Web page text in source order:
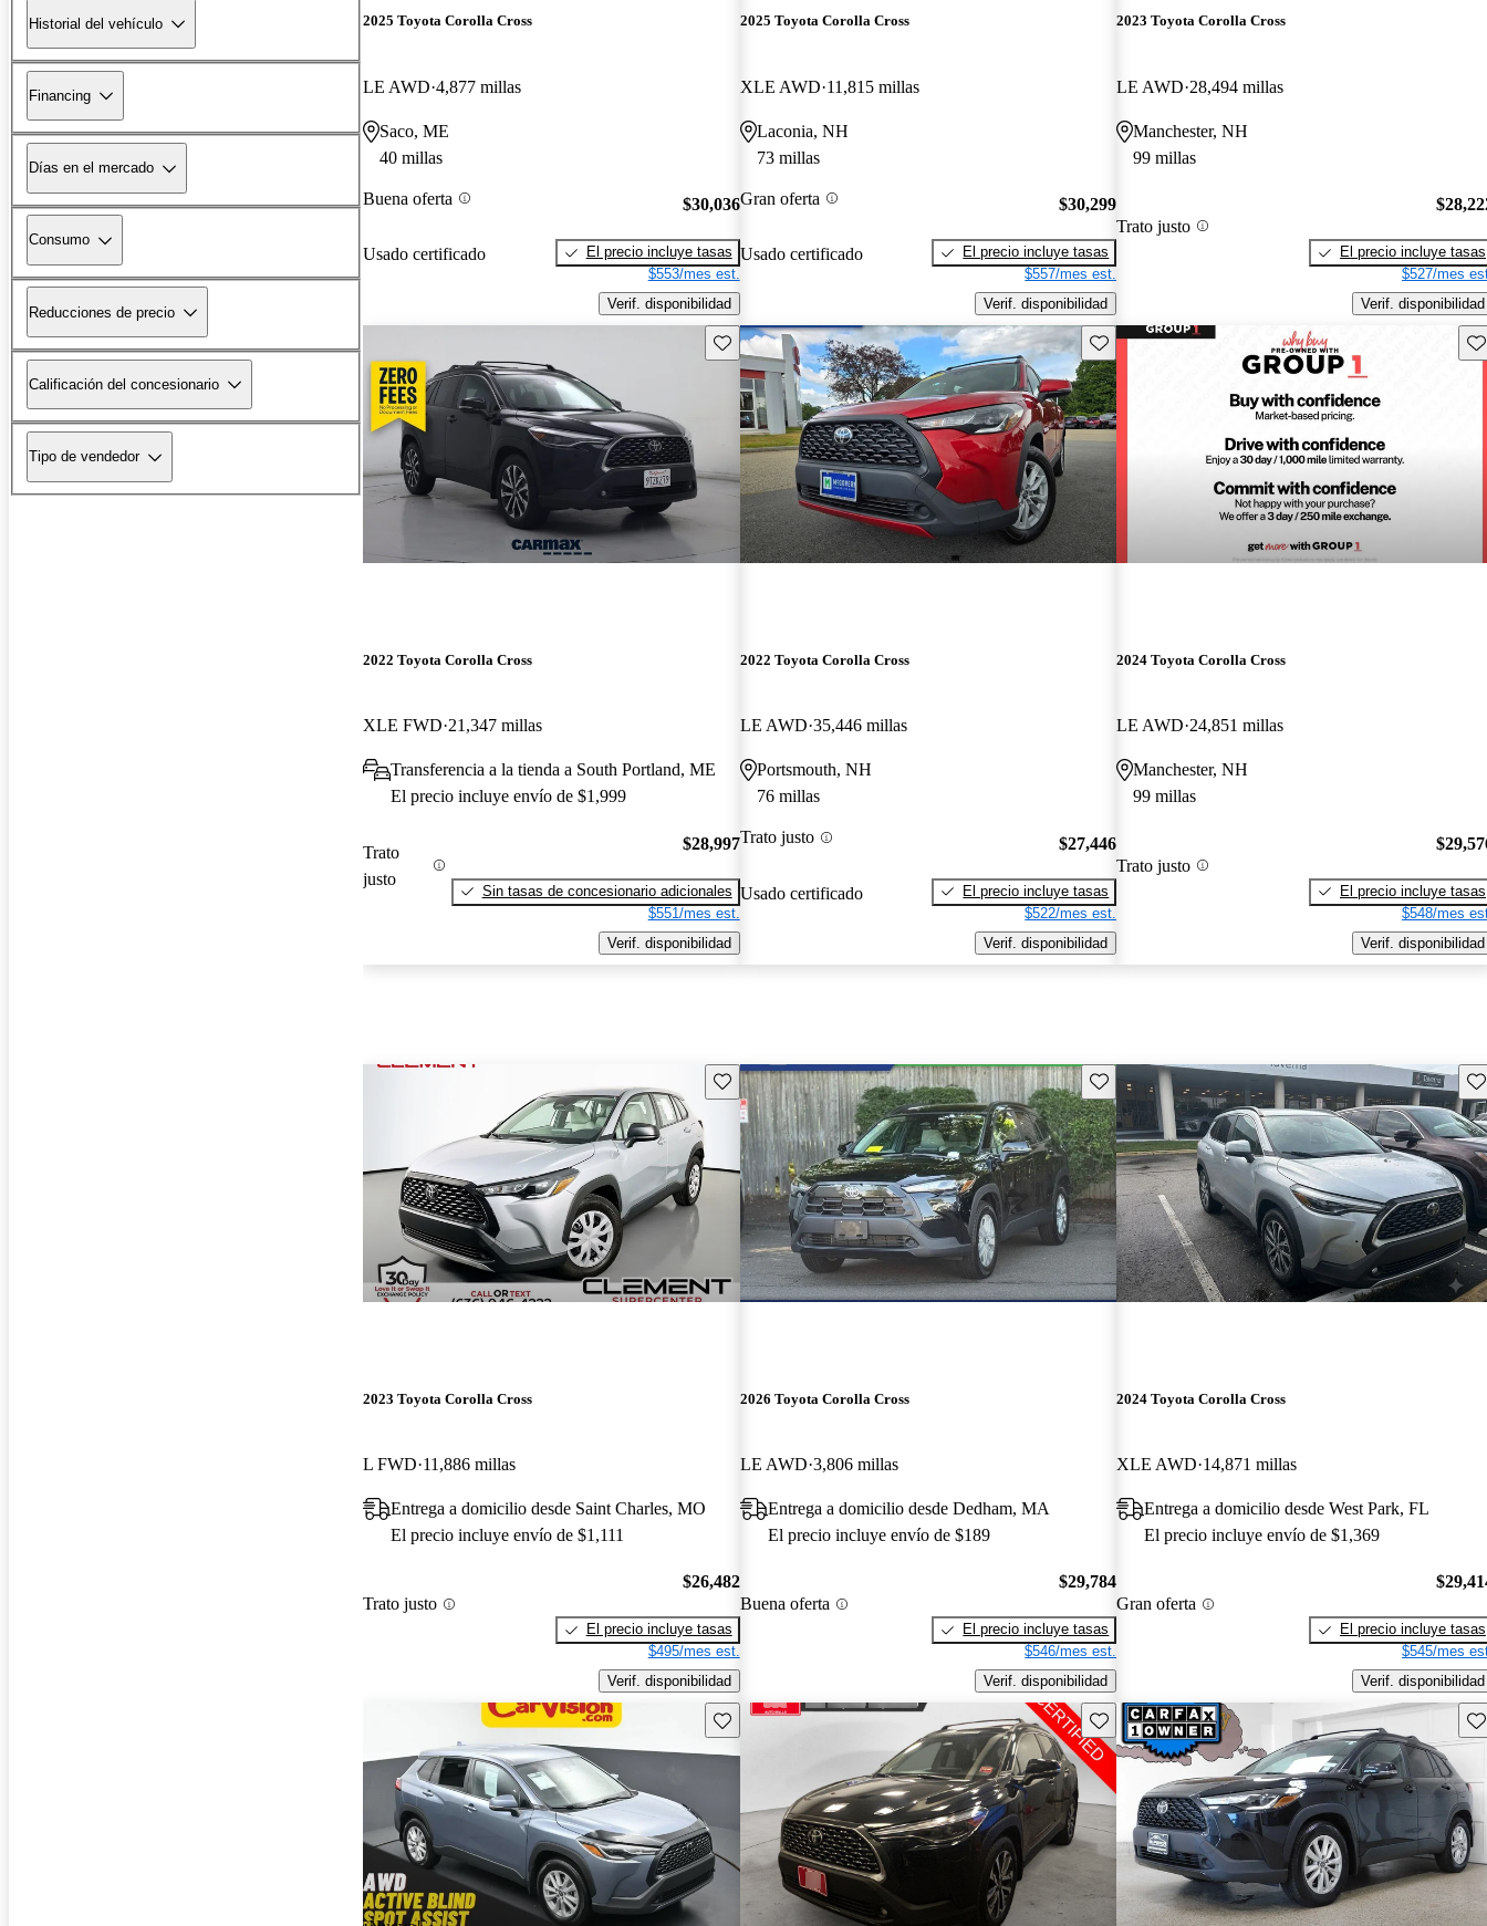
Historial del vehículo
Financing
Días en el mercado
Consumo
Reducciones de precio
Calificación del concesionario
Tipo de vendedor
2025 Toyota Corolla Cross
LE AWD 4,877 millas
Saco, ME
40 millas
Buena oferta
Usado certificado
$30,036
El precio incluye tasas
$553/mes est.
Verif. disponibilidad
2025 Toyota Corolla Cross
XLE AWD 11,815 millas
Laconia, NH
73 millas
Gran oferta
Usado certificado
$30,299
El precio incluye tasas
$557/mes est.
Verif. disponibilidad
2023 Toyota Corolla Cross
LE AWD 28,494 millas
Manchester, NH
99 millas
Trato justo
El precio incluye tasas
$527/mes
Verif. disponibilidad
Guarda este Aviso
2022 Toyota Corolla Cross
XLE FWD 21,347 millas
Transferencia a la tienda a South Portland, ME
El precio incluye envío de $1,999
Trato
justo
$28,997
Sin tasas de concesionario adicionales
$551/mes est.
Verif. disponibilidad
Guarda este Aviso
2022 Toyota Corolla Cross
LE AWD 35,446 millas
Portsmouth, NH
76 millas
Trato justo
Usado certificado
$27,446
El precio incluye tasas
$522/mes est.
Verif. disponibilidad
2024 Toyota Corolla Cross
LE AWD 24,851 millas
Manchester, NH
99 millas
Trato justo
El precio incluye tasas
$548/mes
Verif. disponibilidad
Guarda este Aviso
2023 Toyota Corolla Cross
L FWD 11,886 millas
Entrega a domicilio desde Saint Charles, MO
El precio incluye envío de $1,111
Trato justo
$26,482
El precio incluye tasas
$495/mes est.
Verif. disponibilidad
Guarda este Aviso
2026 Toyota Corolla Cross
LE AWD 3,806 millas
Entrega a domicilio desde Dedham, MA
El precio incluye envío de $189
Buena oferta
$29,784
El precio incluye tasas
$546/mes est.
Verif. disponibilidad
2024 Toyota Corolla Cross
XLE AWD 14,871 millas
Entrega a domicilio desde West Park, FL
El precio incluye envío de $1,369
Gran oferta
El precio incluye tasas
$545/mes
Verif. disponibilidad
Guarda este Aviso Guarda este Aviso